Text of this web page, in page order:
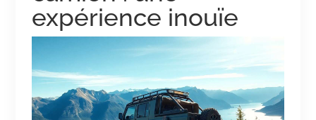
expérience inouïe